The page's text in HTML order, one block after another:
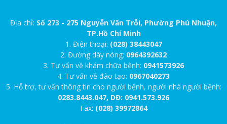
Địa chỉ: Số 273 - 275 Nguyễn Văn Trỗi, Phường Phú Nhuận,
TP.Hồ Chí Minh
1. Điện thoại: (028) 38443047
2. Đường dây nóng: 0964392632
3. Tư vấn về khám chữa bệnh: 0941573926
4. Tư vấn về đào tạo: 0967040273
5. Hỗ trợ, tư vấn thông tin cho người bệnh, người nhà người bệnh:
0283.8443.047, DĐ: 0941.573.926
Fax: (028) 39972864